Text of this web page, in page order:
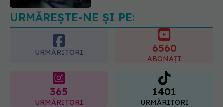
Ce spune culoarea ta preferată
despre vârsta pe care o ai. Care
este "codul cromatic" al generațiilor
URMĂREȘTE-NE ȘI PE:
URMĂRITORI 6560
ABONAȚI
365
URMĂRITORI
1401
URMĂRITORI